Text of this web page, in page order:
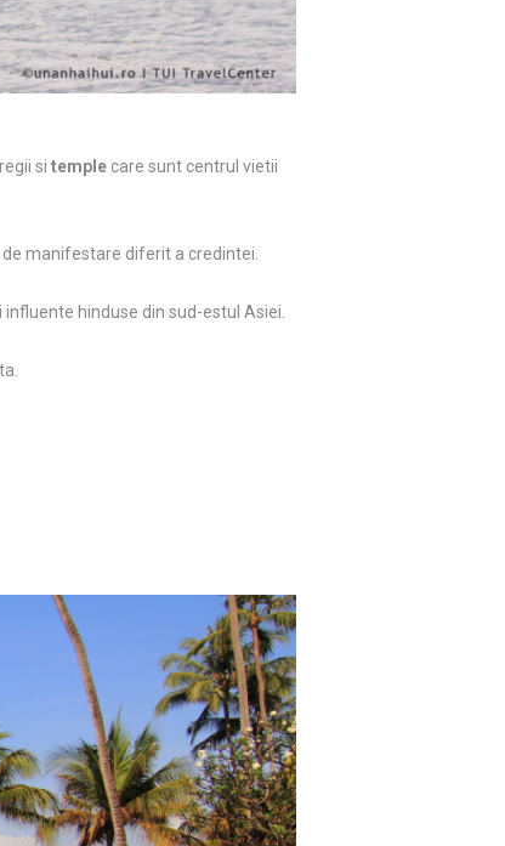
si temple care sunt centrul vietii
manifestare diferit a credintei.
hinduse din sud-estul Asiei.